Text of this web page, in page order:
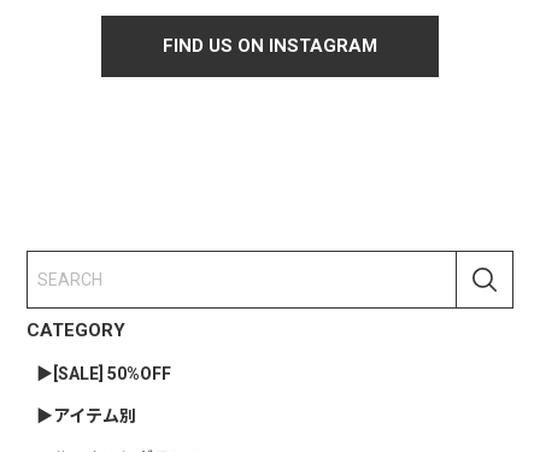
CATEGORY
▶︎[SALE] 50%OFF
▶︎アイテム別
FIND US ON INSTAGRAM